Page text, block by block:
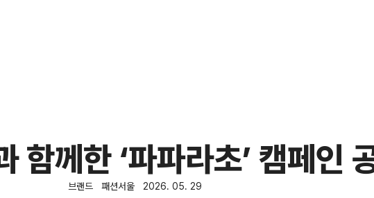
함께한 ‘파파라초’ 캠페인
브랜드 패션서울 2026. 05. 29